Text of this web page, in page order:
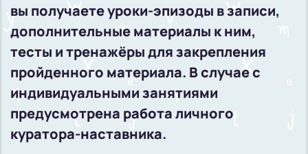
вы получаете уроки-эпизоды в записи,
дополнительные материалы к ним,
тесты и тренажёры для закрепления
пройденного материала. В случае с
индивидуальными занятиями
предусмотрена работа личного
куратора-наставника.